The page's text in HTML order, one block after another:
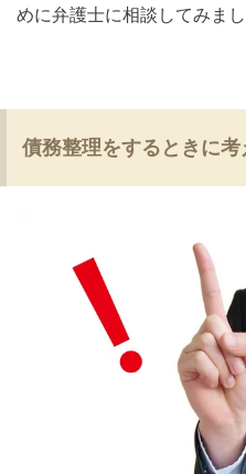
めに弁護士に相談してみまし
債務整理をするときに考